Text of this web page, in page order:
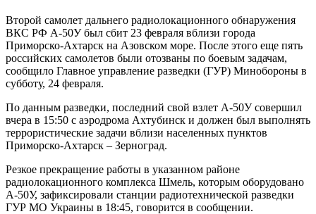
Второй самолет дальнего радиолокационного обнаружения
ВКС РФ А-50У был сбит 23 февраля вблизи города
Приморско-Ахтарск на Азовском море. После этого еще пять
российских самолетов были отозваны по боевым задачам,
сообщило Главное управление разведки (ГУР) Минобороны в
субботу, 24 февраля.
По данным разведки, последний свой взлет А-50У совершил
вчера в 15:50 с аэродрома Ахтубинск и должен был выполнять
террористические задачи вблизи населенных пунктов
Приморско-Ахтарск – Зерноград.
Резкое прекращение работы в указанном районе
радиолокационного комплекса Шмель, которым оборудовано
А-50У, зафиксировали станции радиотехнической разведки
ГУР МО Украины в 18:45, говорится в сообщении.